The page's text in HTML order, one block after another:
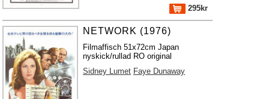
295kr
NETWORK (1976)
Filmaffisch 51x72cm Japan
nyskick/rullad RO original
Sidney Lumet Faye Dunaway